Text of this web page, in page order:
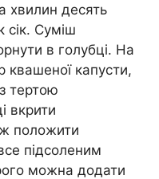
хвилин десять
сік. Суміш
в голубці. На
квашеної капусти,
тертою
вкрити
положити
підсоленим
можна додати